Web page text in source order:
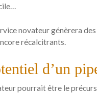
novateur génèrera
récalcitrants.
d’un
pourrait être le